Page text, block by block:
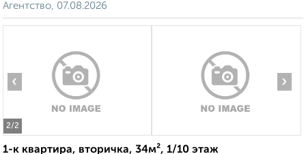
Агентство, 07.08.2026
2/2
‹ ›
1-к квартира, вторичка, 34м², 1/10 этаж